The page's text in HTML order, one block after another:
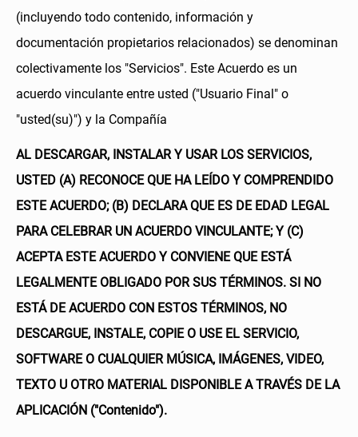
(incluyendo todo contenido, información y
documentación propietarios relacionados) se denominan
colectivamente los "Servicios". Este Acuerdo es un
acuerdo vinculante entre usted ("Usuario Final" o
"usted(su)") y la Compañía
AL DESCARGAR, INSTALAR Y USAR LOS SERVICIOS,
USTED (A) RECONOCE QUE HA LEÍDO Y COMPRENDIDO
ESTE ACUERDO; (B) DECLARA QUE ES DE EDAD LEGAL
PARA CELEBRAR UN ACUERDO VINCULANTE; Y (C)
ACEPTA ESTE ACUERDO Y CONVIENE QUE ESTÁ
LEGALMENTE OBLIGADO POR SUS TÉRMINOS. SI NO
ESTÁ DE ACUERDO CON ESTOS TÉRMINOS, NO
DESCARGUE, INSTALE, COPIE O USE EL SERVICIO,
SOFTWARE O CUALQUIER MÚSICA, IMÁGENES, VIDEO,
TEXTO U OTRO MATERIAL DISPONIBLE A TRAVÉS DE LA
APLICACIÓN ("Contenido").